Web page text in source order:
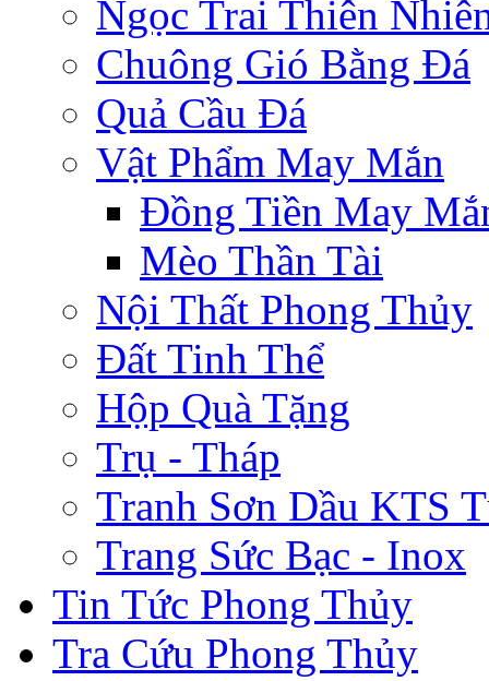
Ngọc Trai Thiên
Chuông Gió Bằng Đá
Quả Cầu Đá
Vật Phẩm May Mắn
Đồng Tiền May
Mèo Thần Tài
Nội Thất Phong Thủy
Đất Tinh Thể
Hộp Quà Tặng
Trụ - Tháp
Tranh Sơn Dầu KTS
Trang Sức Bạc - Inox
Tin Tức Phong Thủy
Tra Cứu Phong Thủy